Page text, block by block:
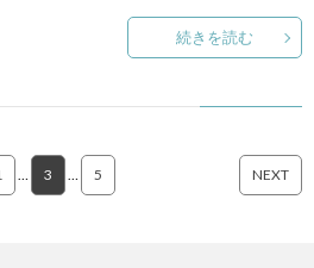
続きを読む
… 3 … 5 NEXT